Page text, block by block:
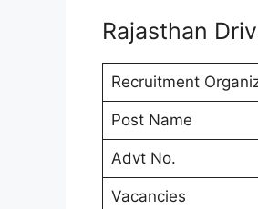
Rajasthan
Recruitment
Post Name
Advt No.
Vacancies